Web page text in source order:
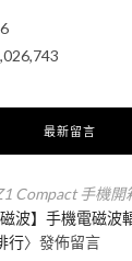
最新留言
Compact 手機開
磁波】手機電磁波
行〉發佈留言